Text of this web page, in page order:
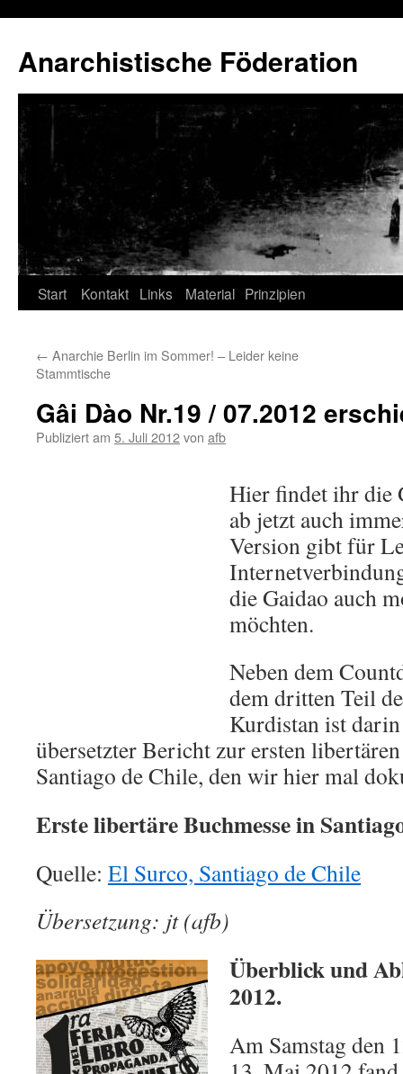
Anarchistische Föderation
Zum
springen
Start Kontakt Links Material Prinzipien
← Anarchie Berlin im Sommer! – Leider keine
Stammtische
Gâi Dào Nr.19 / 07.2012
Publiziert am 5. Juli 2012von afb
Hier findet ihr die
ab jetzt auch
Version gibt für
die Gaidao auch
möchten.
Neben dem
dem dritten Teil
Kurdistan ist
übersetzter Bericht zur ersten
Santiago de Chile, den wir hier mal
Erste libertäre Buchmesse in
Quelle: El Surco, Santiago de Chile
Übersetzung: jt (afb)
Überblick und
2012.
Am Samstag den